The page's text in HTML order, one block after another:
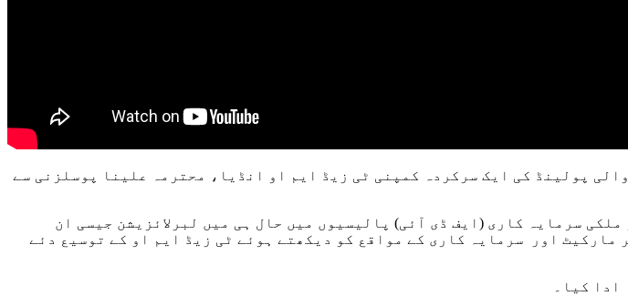
پولینڈ کی ایک سرکردہ کمپنی ٹی زیڈ ایم او انڈیا، محترمہ علینا پوسلزنی سے
سرمایہ کاری (ایف ڈی آئی) پالیسیوں میں حال ہی میں لبرلائزیشن جیسی ان
اور سرمایہ کاری کے مواقع کو دیکھتے ہوئے ٹی زیڈ ایم او کے توسیع دئے
کیا۔